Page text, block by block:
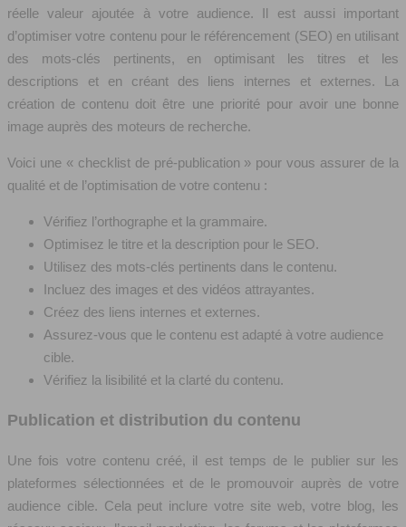
réelle valeur ajoutée à votre audience. Il est aussi important
d’optimiser votre contenu pour le référencement (SEO) en utilisant
des mots-clés pertinents, en optimisant les titres et les
descriptions et en créant des liens internes et externes. La
création de contenu doit être une priorité pour avoir une bonne
image auprès des moteurs de recherche.
Voici une « checklist de pré-publication » pour vous assurer de la
qualité et de l’optimisation de votre contenu :
Vérifiez l’orthographe et la grammaire.
Optimisez le titre et la description pour le SEO.
Utilisez des mots-clés pertinents dans le contenu.
Incluez des images et des vidéos attrayantes.
Créez des liens internes et externes.
Assurez-vous que le contenu est adapté à votre audience
cible.
Vérifiez la lisibilité et la clarté du contenu.
Publication et distribution du contenu
Une fois votre contenu créé, il est temps de le publier sur les
plateformes sélectionnées et de le promouvoir auprès de votre
audience cible. Cela peut inclure votre site web, votre blog, les